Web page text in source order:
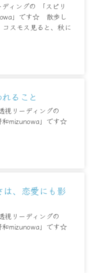
ィングの 「スピリ
」です☆ 散歩し
スモス見ると、秋に
ること
ーディングの
和mizunowa」です☆
、恋愛にも影
ーディングの
和mizunowa」です☆